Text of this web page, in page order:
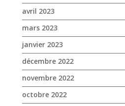
avril 2023
mars 2023
janvier 2023
décembre 2022
novembre 2022
octobre 2022